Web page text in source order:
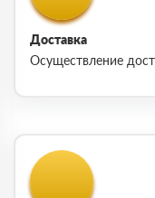
Доставка
Осуществление